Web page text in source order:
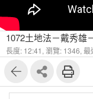
1072土地法－戴秀雄
長度: 12:41, 瀏覽: 1346, 最